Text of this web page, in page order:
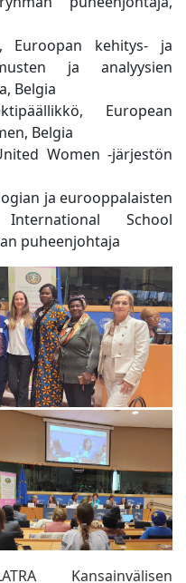
, Euroopan kehitys- ja
ja analyysien
Belgia
European
Belgia
Women -järjestön
ja eurooppalaisten
School
puheenjohtaja
Kansainvälisen